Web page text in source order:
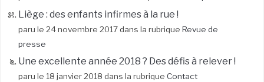
Liège : des enfants infirmes à la rue !
paru le 24 novembre 2017 dans la rubrique Revue de
presse
Une excellente année 2018 ? Des défis à relever !
paru le 18 janvier 2018 dans la rubrique Contact